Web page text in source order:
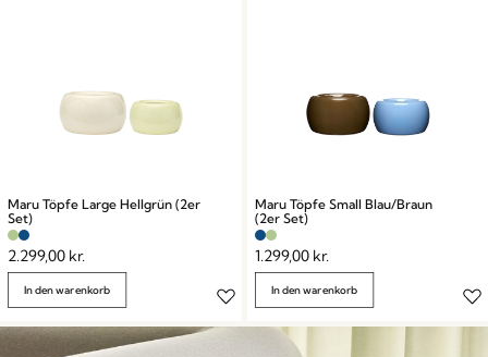
Maru Töpfe Large Hellgrün (2er
Set)
2.299,00 kr.
In den warenkorb
Maru Töpfe Small Blau/Braun
(2er Set)
1.299,00 kr.
In den warenkorb